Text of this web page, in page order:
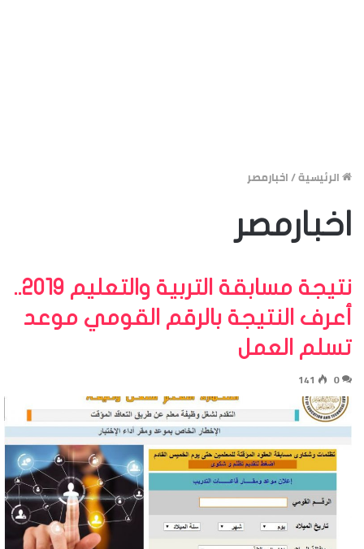
الرئيسية/اخبارمصر
اخبارمصر
نتيجة مسابقة التربية والتعليم 2019..
أعرف النتيجة بالرقم القومي موعد
تسلم العمل
0
141